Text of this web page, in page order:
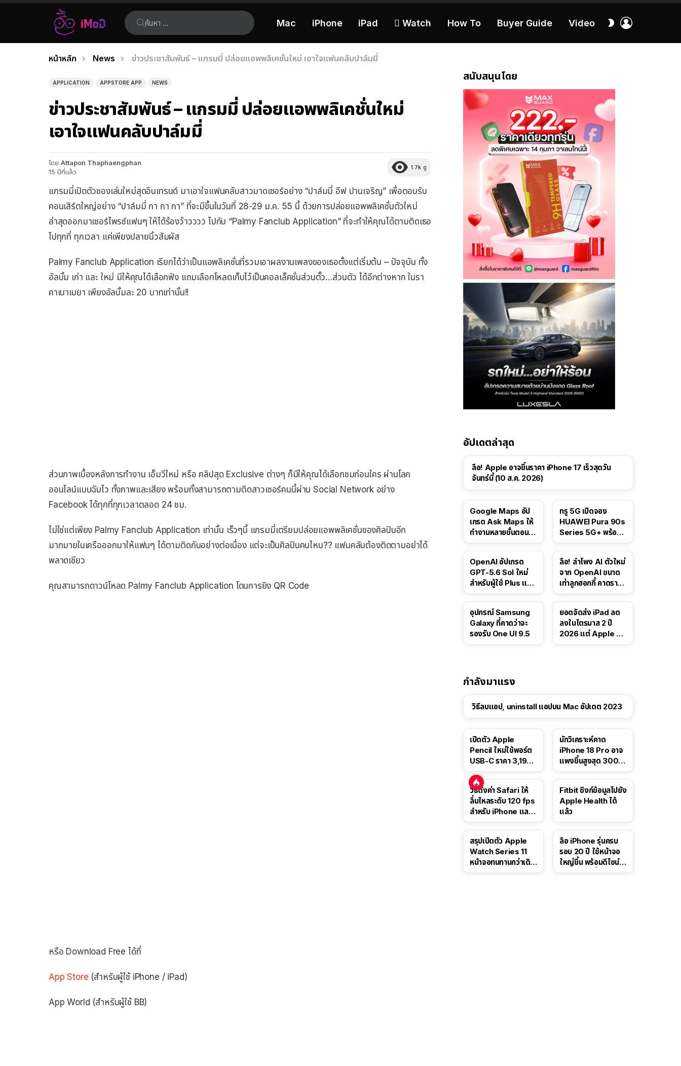
ค้นหา:
Mac iPhone iPad  Watch How To Buyer Guide Video
สลับ
เรื่อง
ล่าสุด
คุณอยู่ที่นี่:
หน้าหลัก News ข่าวประชาสัมพันธ์ – แกรมมี่ ปล่อยแอพพลิเคชั่นใหม่ เอาใจแฟนคลับปาล์มมี่
APPLICATION APPSTORE APP NEWS
ข่าวประชาสัมพันธ์ – แกรมมี่ ปล่อยแอพพลิเคชั่นใหม่
เอาใจแฟนคลับปาล์มมี่
โดย Attapon Thaphaengphan
15 ปีที่แล้ว
1.7k ดู
แกรมมี่เปิดตัวของเล่นใหม่สุดอินเทรนด์ มาเอาใจแฟนคลับสาวมาดเซอร์อย่าง “ปาล์มมี่ อีฟ ปานเจริญ” เพื่อตอบรับ
คอนเสิร์ตใหญ่อย่าง “ปาล์มมี่ กา กา กา” ที่จะมีขึ้นในวันที่ 28-29 ม.ค. 55 นี้ ด้วยการปล่อยแอพพลิเคชั่นตัวใหม่
ล่าสุดออกมาเซอร์ไพรซ์แฟนๆ ให้ได้ร้องว้าวววว ไปกับ “Palmy Fanclub Application” ที่จะทำให้คุณได้ตามติดเธอ
ไปทุกที่ ทุกเวลา แค่เพียงปลายนิ้วสัมผัส
Palmy Fanclub Application เรียกได้ว่าเป็นแอพลิเคชั่นที่รวมเอาผลงานเพลงของเธอตั้งแต่เริ่มต้น – ปัจจุบัน ทั้ง
อัลบั้ม เก่า และ ใหม่ มีให้คุณได้เลือกฟัง แถมเลือกโหลดเก็บไว้เป็นคอลเล็คชั่นส่วนตั๊ว…ส่วนตัว ได้อีกต่างหาก ในรา
คาเบาเบยา เพียงอัลบั้มละ 20 บาทเท่านั้น!!
ส่วนภาพเบื้องหลังการทำงาน เอ็มวีใหม่ หรือ คลิปสุด Exclusive ต่างๆ ก็มีให้คุณได้เลือกชมก่อนใคร ผ่านโลก
ออนไลน์แบบฉับไว ทั้งภาพและเสียง พร้อมทั้งสามารถตามติดสาวเซอร์คนนี้ผ่าน Social Network อย่าง
Facebook ได้ทุกที่ทุกเวลาตลอด 24 ชม.
ไม่ใช่แต่เพียง Palmy Fanclub Application เท่านั้น เร็วๆนี้ แกรมมี่เตรียมปล่อยแอพพลิเคชั่นของศิลปินอีก
มากมายในเครือออกมาให้แฟนๆ ได้ตามติดกันอย่างต่อเนื่อง แต่จะเป็นศิลปินคนไหน?? แฟนคลับต้องติดตามอย่าได้
พลาดเชียว
คุณสามารถดาวน์โหลด Palmy Fanclub Application โดนการยิง QR Code
หรือ Download Free ได้ที่
App Store (สำหรับผู้ใช้ iPhone / iPad)
App World (สำหรับผู้ใช้ BB)
สนับสนุนโดย
อัปเดตล่าสุด
ลือ! Apple อาจขึ้นราคา iPhone 17 เร็วสุดวัน
จันทร์นี้ (10 ส.ค. 2026)
Google Maps อัป
เกรด Ask Maps ให้
ทำงานหลายขั้นตอนได้
สาธารณะ
ทรู 5G เปิดจอง
HUAWEI Pura 90s
Series 5G+ พร้อม
OpenAI อัปเกรด
GPT-5.6 Sol ใหม่
สำหรับผู้ใช้ Plus และ
ลือ! ลำโพง AI ตัวใหม่
จาก OpenAI ขนาด
เท่าลูกฮอกกี้ คาดราคา
อุปกรณ์ Samsung
Galaxy ที่คาดว่าจะ
รองรับ One UI 9.5
ยอดจัดส่ง iPad ลด
ลงในไตรมาส 2 ปี
2026 แต่ Apple ยัง
กำลังมาแรง
วิธีลบแอป, uninstall แอปบน Mac อัปเดต 2023
เปิดตัว Apple
Pencil ใหม่ใช้พอร์ต
USB-C ราคา 3,190
นี้
นักวิเคราะห์คาด
iPhone 18 Pro อาจ
แพงขึ้นสูงสุด 300
วิธีตั้งค่า Safari ให้
ลื่นไหลระดับ 120 fps
สำหรับ iPhone และ
Fitbit ซิงก์ข้อมูลไปยัง
Apple Health ได้
แล้ว
สรุปเปิดตัว Apple
Watch Series 11
หน้าจอทนทานกว่าเดิม
ลือ iPhone รุ่นครบ
รอบ 20 ปี ใช้หน้าจอ
ใหญ่ขึ้น พร้อมดีไซน์ไร้